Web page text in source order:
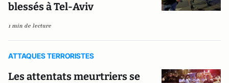
blessés à Tel-Aviv
1 min de lecture
ATTAQUES TERRORISTES
Les attentats meurtriers se